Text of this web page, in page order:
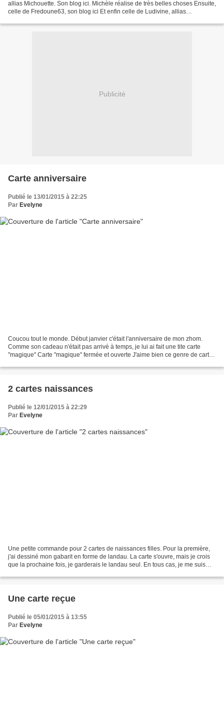
allias Michouette. Son blog ici. Michèle réalise de très belles choses Ensuite,
celle de Fredoune63, son blog ici Et enfin celle de Ludivine, allias
Publicité
Carte anniversaire
Publié le 13/01/2015 à 22:25
Par Evelyne
Coucou tout le monde. Début janvier c'était l'anniversaire de mon zhom.
Comme son cadeau n'était pas arrivé à temps, je lui ai fait une tite carte
"magique" Carte "magique" fermée et ouverte J'aime bien ce genre de carte,
2 cartes naissances
Publié le 12/01/2015 à 22:29
Par Evelyne
Une petite commande pour 2 cartes de naissances filles. Pour la première,
j'ai dessiné mon gabarit en forme de landau. La carte s'ouvre, mais je crois
que la prochaine fois, je garderais le landau seul. En tous cas, je me suis
Une carte reçue
Publié le 05/01/2015 à 13:55
Par Evelyne